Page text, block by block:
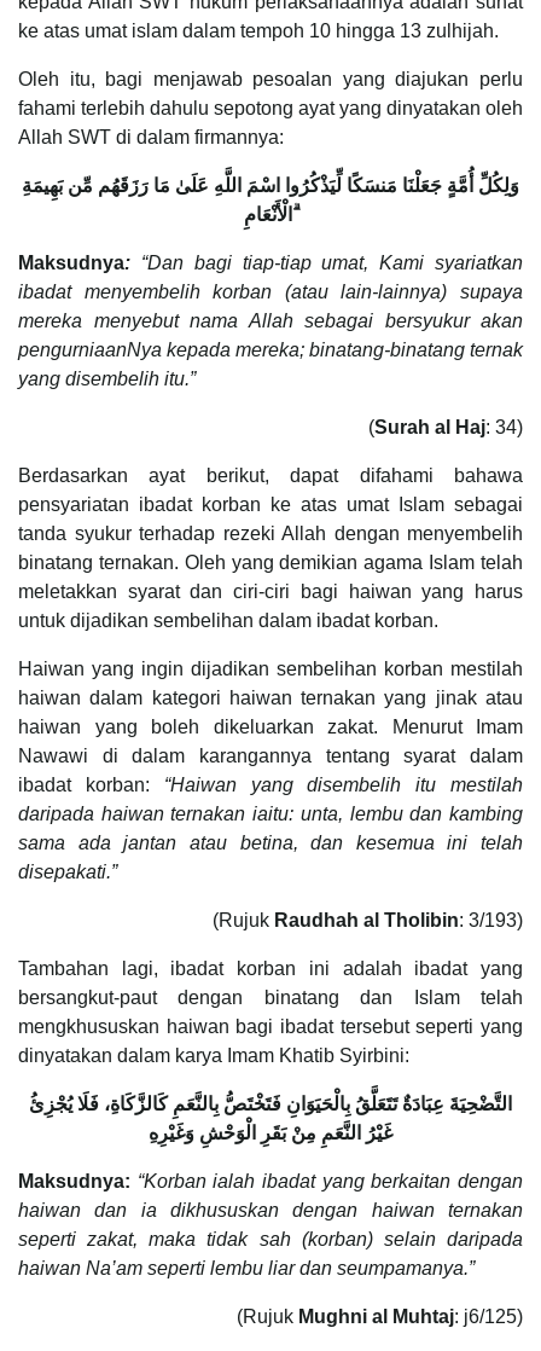
ke atas umat islam dalam tempoh 10 hingga 13 zulhijah.
Oleh itu, bagi menjawab pesoalan yang diajukan perlu
fahami terlebih dahulu sepotong ayat yang dinyatakan oleh
Allah SWT di dalam firmannya:
وَلِكُلِّ أُمَّةٍ جَعَلْنَا مَنسَكًا لِّيَذْكُرُوا اسْمَ اللَّهِ عَلَىٰ مَا رَزَقَهُم مِّن بَهِيمَةِ
الْأَنْعَامِ
Maksudnya: “Dan bagi tiap-tiap umat, Kami syariatkan
ibadat menyembelih korban (atau lain-lainnya) supaya
mereka menyebut nama Allah sebagai bersyukur akan
pengurniaanNya kepada mereka; binatang-binatang ternak
yang disembelih itu.”
(Surah al Haj: 34)
Berdasarkan ayat berikut, dapat difahami bahawa
pensyariatan ibadat korban ke atas umat Islam sebagai
tanda syukur terhadap rezeki Allah dengan menyembelih
binatang ternakan. Oleh yang demikian agama Islam telah
meletakkan syarat dan ciri-ciri bagi haiwan yang harus
untuk dijadikan sembelihan dalam ibadat korban.
Haiwan yang ingin dijadikan sembelihan korban mestilah
haiwan dalam kategori haiwan ternakan yang jinak atau
haiwan yang boleh dikeluarkan zakat. Menurut Imam
Nawawi di dalam karangannya tentang syarat dalam
ibadat korban: “Haiwan yang disembelih itu mestilah
daripada haiwan ternakan iaitu: unta, lembu dan kambing
sama ada jantan atau betina, dan kesemua ini telah
disepakati.”
(Rujuk Raudhah al Tholibin: 3/193)
Tambahan lagi, ibadat korban ini adalah ibadat yang
bersangkut-paut dengan binatang dan Islam telah
mengkhususkan haiwan bagi ibadat tersebut seperti yang
dinyatakan dalam karya Imam Khatib Syirbini:
التَّضْحِيَةَ عِبَادَةٌ تَتَعَلَّقُ بِالْحَيَوَانِ فَتَخْتَصُّ بِالنَّعَمِ كَالزَّكَاةِ، فَلَا يُجْزِئُ
غَيْرُ النَّعَمِ مِنْ بَقَرِ الْوَحْشِ وَغَيْرِهِ
Maksudnya: “Korban ialah ibadat yang berkaitan dengan
haiwan dan ia dikhususkan dengan haiwan ternakan
seperti zakat, maka tidak sah (korban) selain daripada
haiwan Na’am seperti lembu liar dan seumpamanya.”
(Rujuk Mughni al Muhtaj: j6/125)